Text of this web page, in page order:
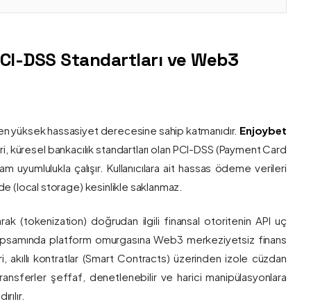
DSS Standartları ve Web3
yüksek hassasiyet derecesine sahip katmanıdır. Enjoybet
bankacılık standartları olan PCI-DSS (Payment Card
çalışır. Kullanıcılara ait hassas ödeme verileri
(local storage) kesinlikle saklanmaz.
(tokenization) doğrudan ilgili finansal otoritenin API uç
platform omurgasına Web3 merkeziyetsiz finans
kontratlar (Smart Contracts) üzerinden izole cüzdan
şeffaf, denetlenebilir ve harici manipülasyonlara